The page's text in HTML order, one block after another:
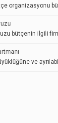
organizasyonu
bütçenin ilgili
ve